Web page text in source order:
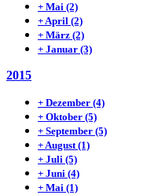
+ Mai (2)
+April (2)
+ März (2)
+ Januar (3)
2015
+ Dezember (4)
+ Oktober (5)
+ September (5)
+August(1)
+ Juli (5)
+ Juni (4)
+ Mai (1)